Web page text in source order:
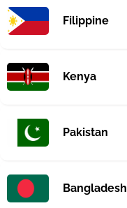
Filippine
Kenya
Pakistan
Bangladesh